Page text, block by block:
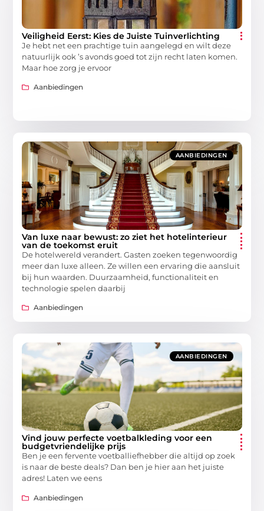
Veiligheid Eerst: Kies de Juiste Tuinverlichting
Je hebt net een prachtige tuin aangelegd en wilt deze
natuurlijk ook ’s avonds goed tot zijn recht laten komen.
Maar hoe zorg je ervoor
Aanbiedingen
AANBIEDINGEN
Van luxe naar bewust: zo ziet het hotelinterieur
van de toekomst eruit
De hotelwereld verandert. Gasten zoeken tegenwoordig
meer dan luxe alleen. Ze willen een ervaring die aansluit
bij hun waarden. Duurzaamheid, functionaliteit en
technologie spelen daarbij
Aanbiedingen
AANBIEDINGEN
Vind jouw perfecte voetbalkleding voor een
budgetvriendelijke prijs
Ben je een fervente voetballiefhebber die altijd op zoek
is naar de beste deals? Dan ben je hier aan het juiste
adres! Laten we eens
Aanbiedingen